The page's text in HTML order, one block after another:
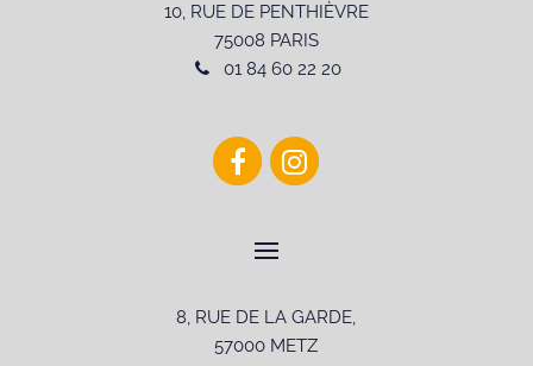
10, RUE DE PENTHIÈVRE
75008 PARIS
01 84 60 22 20
8, RUE DE LA GARDE,
57000 METZ